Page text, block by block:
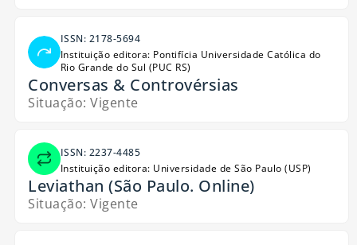
ISSN: 2178-5694
Instituição editora: Pontifícia Universidade Católica do
Rio Grande do Sul (PUC RS)
Conversas & Controvérsias
Situação: Vigente
ISSN: 2237-4485
Instituição editora: Universidade de São Paulo (USP)
Leviathan (São Paulo. Online)
Situação: Vigente